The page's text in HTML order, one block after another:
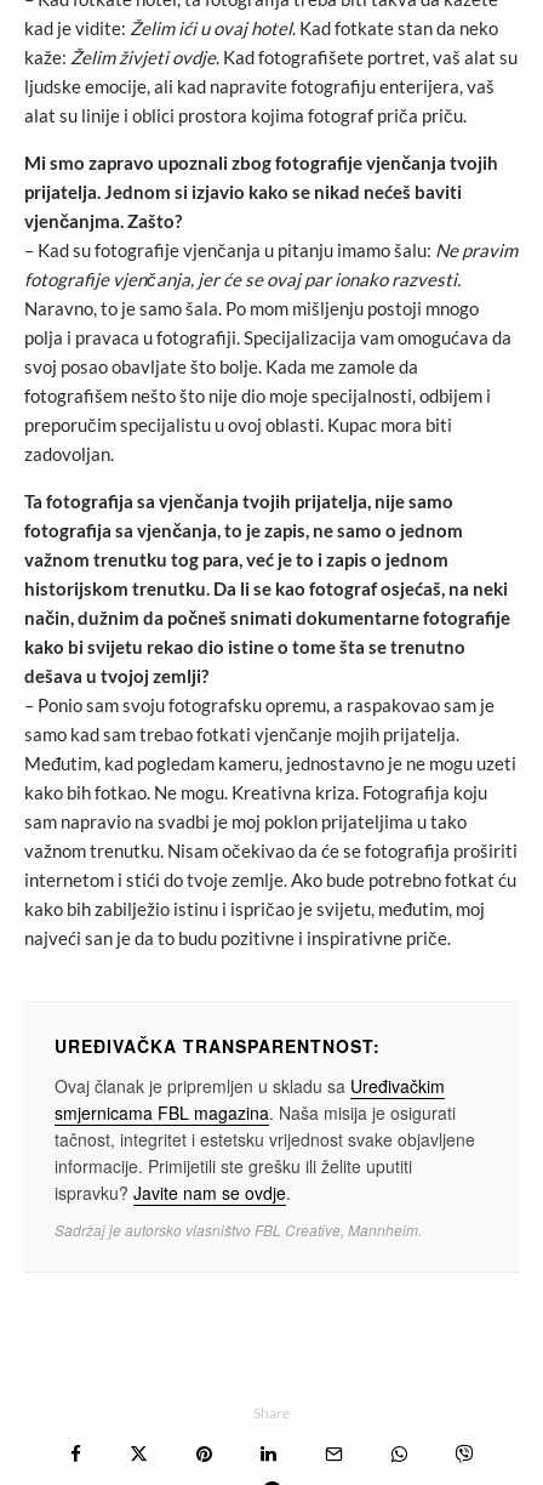
kad je vidite: Želim ići u ovaj hotel. Kad fotkate stan da neko
kaže: Želim živjeti ovdje. Kad fotografišete portret, vaš alat su
ljudske emocije, ali kad napravite fotografiju enterijera, vaš
alat su linije i oblici prostora kojima fotograf priča priču.
Mi smo zapravo upoznali zbog fotografije vjenčanja tvojih
prijatelja. Jednom si izjavio kako se nikad nećeš baviti
vjenčanjma. Zašto?
– Kad su fotografije vjenčanja u pitanju imamo šalu: Ne pravim
fotografije vjenčanja, jer će se ovaj par ionako razvesti.
Naravno, to je samo šala. Po mom mišljenju postoji mnogo
polja i pravaca u fotografiji. Specijalizacija vam omogućava da
svoj posao obavljate što bolje. Kada me zamole da
fotografišem nešto što nije dio moje specijalnosti, odbijem i
preporučim specijalistu u ovoj oblasti. Kupac mora biti
zadovoljan.
Ta fotografija sa vjenčanja tvojih prijatelja, nije samo
fotografija sa vjenčanja, to je zapis, ne samo o jednom
važnom trenutku tog para, već je to i zapis o jednom
historijskom trenutku. Da li se kao fotograf osjećaš, na neki
način, dužnim da počneš snimati dokumentarne fotografije
kako bi svijetu rekao dio istine o tome šta se trenutno
dešava u tvojoj zemlji?
– Ponio sam svoju fotografsku opremu, a raspakovao sam je
samo kad sam trebao fotkati vjenčanje mojih prijatelja.
Međutim, kad pogledam kameru, jednostavno je ne mogu uzeti
kako bih fotkao. Ne mogu. Kreativna kriza. Fotografija koju
sam napravio na svadbi je moj poklon prijateljima u tako
važnom trenutku. Nisam očekivao da će se fotografija proširiti
internetom i stići do tvoje zemlje. Ako bude potrebno fotkat ću
kako bih zabilježio istinu i ispričao je svijetu, međutim, moj
najveći san je da to budu pozitivne i inspirativne priče.
UREĐIVAČKA TRANSPARENTNOST:
Ovaj članak je pripremljen u skladu sa Uređivačkim
smjernicama FBL magazina. Naša misija je osigurati
tačnost, integritet i estetsku vrijednost svake objavljene
informacije. Primijetili ste grešku ili želite uputiti
ispravku? Javite nam se ovdje.
Sadržaj je autorsko vlasništvo FBL Creative, Mannheim.
Share